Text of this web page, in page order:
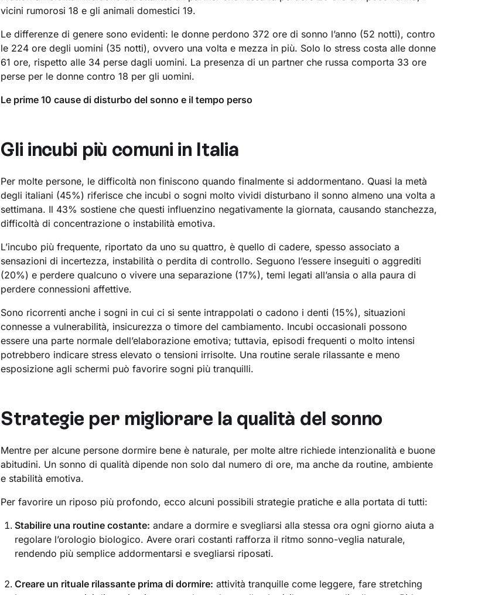
vicini rumorosi 18 e gli animali domestici 19.
Le differenze di genere sono evidenti: le donne perdono 372 ore di sonno l’anno (52 notti), contro
le 224 ore degli uomini (35 notti), ovvero una volta e mezza in più. Solo lo stress costa alle donne
61 ore, rispetto alle 34 perse dagli uomini. La presenza di un partner che russa comporta 33 ore
perse per le donne contro 18 per gli uomini.
Le prime 10 cause di disturbo del sonno e il tempo perso
Gli incubi più comuni in Italia
Per molte persone, le difficoltà non finiscono quando finalmente si addormentano. Quasi la metà
degli italiani (45%) riferisce che incubi o sogni molto vividi disturbano il sonno almeno una volta a
settimana. Il 43% sostiene che questi influenzino negativamente la giornata, causando stanchezza,
difficoltà di concentrazione o instabilità emotiva.
L’incubo più frequente, riportato da uno su quattro, è quello di cadere, spesso associato a
sensazioni di incertezza, instabilità o perdita di controllo. Seguono l’essere inseguiti o aggrediti
(20%) e perdere qualcuno o vivere una separazione (17%), temi legati all’ansia o alla paura di
perdere connessioni affettive.
Sono ricorrenti anche i sogni in cui ci si sente intrappolati o cadono i denti (15%), situazioni
connesse a vulnerabilità, insicurezza o timore del cambiamento. Incubi occasionali possono
essere una parte normale dell’elaborazione emotiva; tuttavia, episodi frequenti o molto intensi
potrebbero indicare stress elevato o tensioni irrisolte. Una routine serale rilassante e meno
esposizione agli schermi può favorire sogni più tranquilli.
Strategie per migliorare la qualità del sonno
Mentre per alcune persone dormire bene è naturale, per molte altre richiede intenzionalità e buone
abitudini. Un sonno di qualità dipende non solo dal numero di ore, ma anche da routine, ambiente
e stabilità emotiva.
Per favorire un riposo più profondo, ecco alcuni possibili strategie pratiche e alla portata di tutti:
Stabilire una routine costante: andare a dormire e svegliarsi alla stessa ora ogni giorno aiuta a
regolare l’orologio biologico. Avere orari costanti rafforza il ritmo sonno-veglia naturale,
rendendo più semplice addormentarsi e svegliarsi riposati.
Creare un rituale rilassante prima di dormire: attività tranquille come leggere, fare stretching